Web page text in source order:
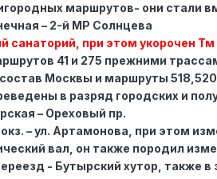
маршрутов- они стали
– 2-й МР Солнцева
санаторий, при этом укорочен Тм
41 и 275 прежними
Москвы и маршруты
в разряд городских и
– Ореховый пр.
– ул. Артамонова, при этом
вал, он также породил
- Бутырский хутор, также в